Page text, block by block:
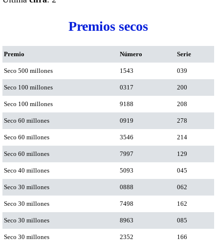
Premios secos
Premio Número Serie
Seco 500 millones 1543 039
Seco 100 millones 0317 200
Seco 100 millones 9188 208
Seco 60 millones 0919 278
Seco 60 millones 3546 214
Seco 60 millones 7997 129
Seco 40 millones 5093 045
Seco 30 millones 0888 062
Seco 30 millones 7498 162
Seco 30 millones 8963 085
Seco 30 millones 2352 166